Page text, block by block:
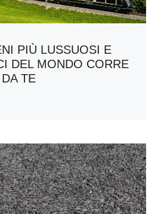
PIÙ LUSSUOSI E
DEL MONDO CORRE
TE